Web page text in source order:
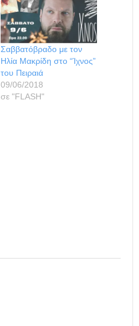
Σαββατόβραδο με τον
Ηλία Μακρίδη στο “Ίχνος”
του Πειραιά
09/06/2018
σε "FLASH"